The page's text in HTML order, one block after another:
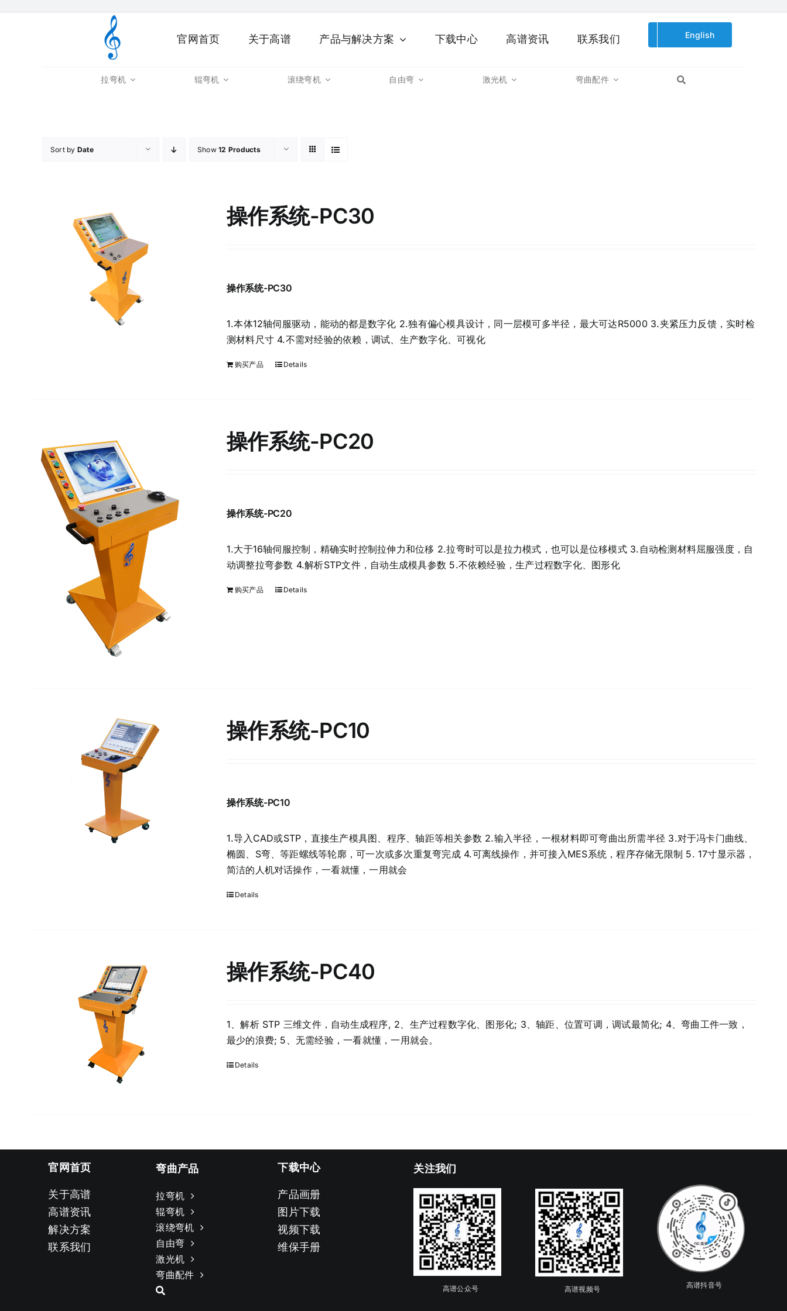
官网首页 关于高谱 产品与解决方案 下载中心 高谱资讯 联系我们 English
拉弯机 辊弯机 滚绕弯机 自由弯 激光机 弯曲配件
Sort by Date Show12 Products
操作系统-PC30
操作系统-PC30
1.本体12轴伺服驱动，能动的都是数字化 2.独有偏心模具设计，同一层模可多半径，最大可达R5000 3.夹紧压力反馈，实时检
测材料尺寸 4.不需对经验的依赖，调试、生产数字化、可视化
购买产品 Details
操作系统-PC20
操作系统-PC20
1.大于16轴伺服控制，精确实时控制拉伸力和位移 2.拉弯时可以是拉力模式，也可以是位移模式 3.自动检测材料屈服强度，自
动调整拉弯参数 4.解析STP文件，自动生成模具参数 5.不依赖经验，生产过程数字化、图形化
购买产品 Details
操作系统-PC10
操作系统-PC10
1.导入CAD或STP，直接生产模具图、程序、轴距等相关参数 2.输入半径，一根材料即可弯曲出所需半径 3.对于冯卡门曲线、
椭圆、S弯、等距螺线等轮廓，可一次或多次重复弯完成 4.可离线操作，并可接入MES系统，程序存储无限制 5. 17寸显示器，
简洁的人机对话操作，一看就懂，一用就会
Details
操作系统-PC40
1、解析 STP 三维文件，自动生成程序, 2、生产过程数字化、图形化; 3、轴距、位置可调，调试最简化; 4、弯曲工件一致，
最少的浪费; 5、无需经验，一看就懂，一用就会。
Details
官网首页
关于高谱
高谱资讯
解决方案
联系我们
弯曲产品
拉弯机
辊弯机
滚绕弯机
自由弯
激光机
弯曲配件
下载中心
产品画册
图片下载
视频下载
维保手册
关注我们
高谱公众号 高谱视频号 高谱抖音号